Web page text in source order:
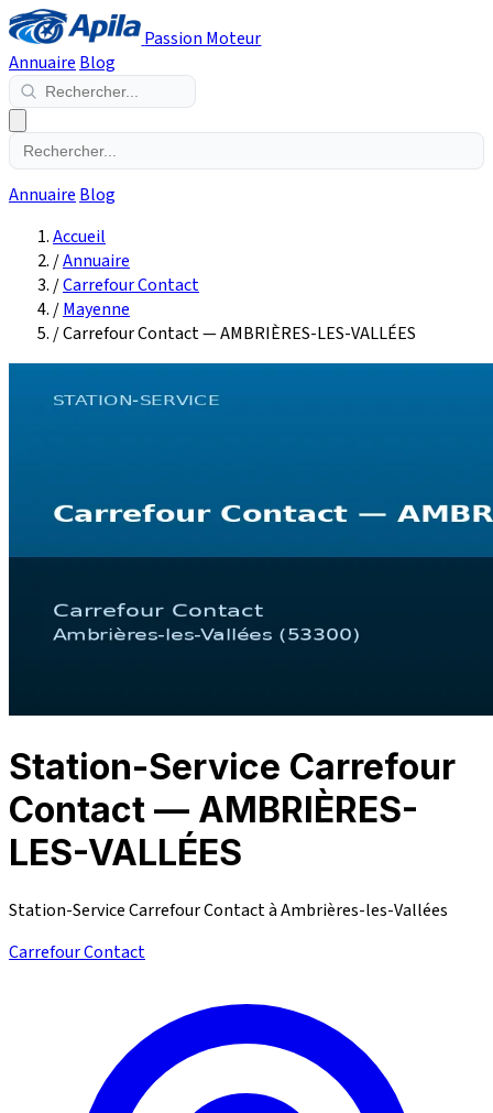
Passion Moteur
Annuaire Blog
Annuaire Blog
Accueil
/Annuaire
/Carrefour Contact
/Mayenne
/Carrefour Contact — AMBRIÈRES-LES-VALLÉES
Station-Service Carrefour
Contact — AMBRIÈRES-
LES-VALLÉES
Station-Service Carrefour Contact à Ambrières-les-Vallées
Carrefour Contact